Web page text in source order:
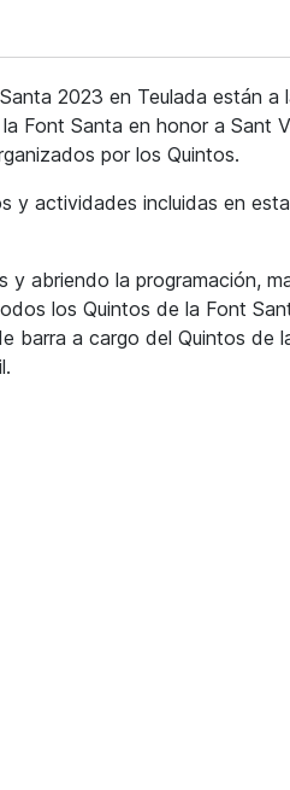
2023 en Teulada están
Font Santa en honor a Sant
por los Quintos.
y actividades incluidas en
y abriendo la programación,
los Quintos de la Font
barra a cargo del Quintos de